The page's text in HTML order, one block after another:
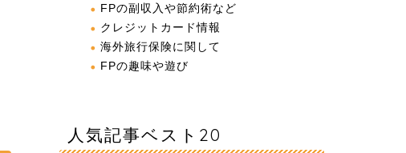
FPの副収入や節約術など
クレジットカード情報
海外旅行保険に関して
FPの趣味や遊び
人気記事ベスト20